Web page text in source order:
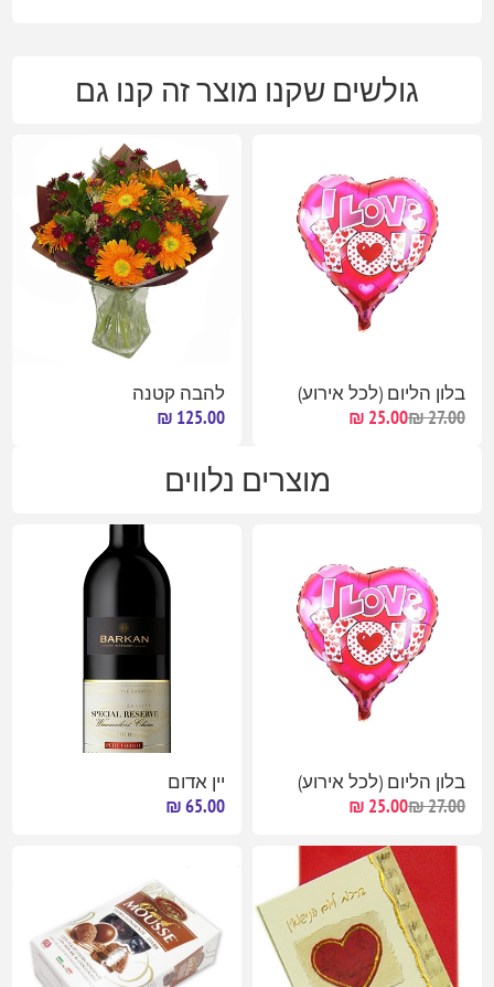
גולשים שקנו מוצר זה קנו גם
בלון הליום (לכל אירוע)
27.00 ₪
25.00 ₪
להבה קטנה
125.00 ₪
מוצרים נלווים
בלון הליום (לכל אירוע)
27.00 ₪
25.00 ₪
יין אדום
65.00 ₪